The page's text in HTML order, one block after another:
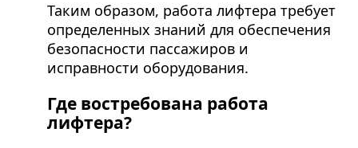
Таким образом, работа лифтера требует
определенных знаний для обеспечения
безопасности пассажиров и
исправности оборудования.
Где востребована работа
лифтера?